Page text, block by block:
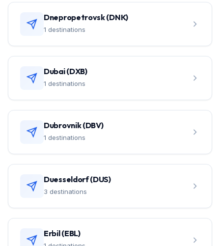
Dnepropetrovsk (DNK)
1 destinations
Dubai (DXB)
1 destinations
Dubrovnik (DBV)
1 destinations
Duesseldorf (DUS)
3 destinations
Erbil (EBL)